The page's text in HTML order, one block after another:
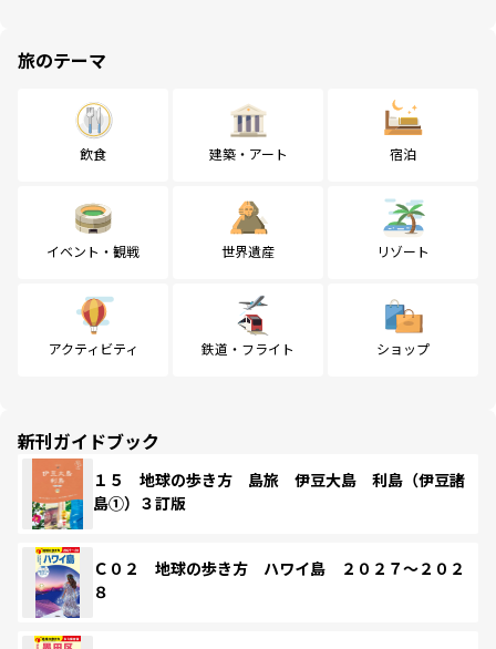
旅のテーマ
飲食 建築・アート 宿泊
イベント・観戦 世界遺産 リゾート
アクティビティ 鉄道・フライト ショップ
新刊ガイドブック
１５ 地球の歩き方 島旅 伊豆大島 利島（伊豆諸
島①）３訂版
Ｃ０２ 地球の歩き方 ハワイ島 ２０２７～２０２
８